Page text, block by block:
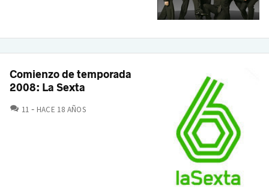
Comienzo de temporada
2008: La Sexta
11 COMENTARIOS
HACE 18 AÑOS